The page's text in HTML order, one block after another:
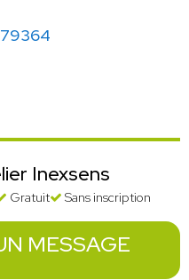
Inexsens
Gratuit Sans inscription
MESSAGE